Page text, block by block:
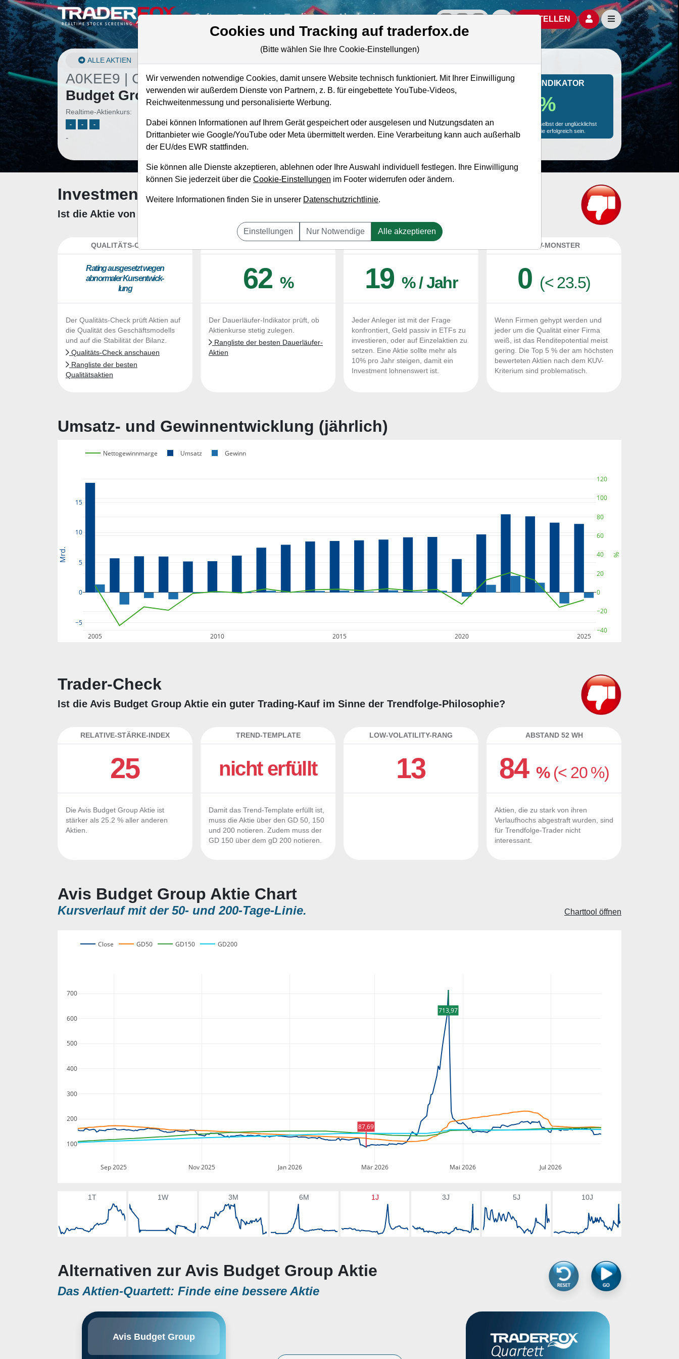
Software Live-Trading Akademie offizielle Social Media-AccountsAktien- und Artikelsuche öffnen
BESTELLEN Seitennavigation
ALLE AKTIEN
A0KEE9 | CAR–Avis
Budget Group Aktie
Realtime-Aktienkurs:
- - -
-
Marktkapitalisierung 4,90 Mrd. USD
Unternehmenswert
Umsatz 11,41 Mrd. USD
MONKEY-TRADER INDIKATOR
48.4 %
Mit 48.4 % Wahrscheinlichkeit wird selbst der unglücklichst
agierende Trader mit dieser Aktie erfolgreich sein.
Investment-Check: Kaufempfehlung?
Ist die Aktie von Avis Budget Group zum Kaufen und Liegenlassen geeignet?
QUALITÄTS-CHECK
Ra­ting aus­ge­setzt we­gen
ab­nor­ma­ler Kurs­ent­wick­
lung
Der Qualitäts-Check prüft Aktien auf
die Qualität des Geschäftsmodells
und auf die Stabilität der Bilanz.
Qualitäts-Check anschauen
Rangliste der besten
Qualitätsaktien
62 %
Der Dauerläufer-Indikator prüft, ob
Aktienkurse stetig zulegen.
Rangliste der besten Dauerläufer-
Aktien
19 % / Jahr
Jeder Anleger ist mit der Frage
konfrontiert, Geld passiv in ETFs zu
investieren, oder auf Einzelaktien zu
setzen. Eine Aktie sollte mehr als
10% pro Jahr steigen, damit ein
Investment lohnenswert ist.
KUV-MONSTER
0 (< 23.5)
Wenn Firmen gehypt werden und
jeder um die Qualität einer Firma
weiß, ist das Renditepotential meist
gering. Die Top 5 % der am höchsten
bewerteten Aktien nach dem KUV-
Kriterium sind problematisch.
Umsatz- und Gewinnentwicklung (jährlich)
2005 2010 2015 2020 2025
−5
0
5
10
15
−40
−20
0
20
40
60
80
100
120
Nettogewinnmarge Umsatz Gewinn
Mrd. %
Trader-Check
Ist die Avis Budget Group Aktie ein guter Trading-Kauf im Sinne der Trendfolge-Philosophie?
RELATIVE-STÄRKE-INDEX
25
Die Avis Budget Group Aktie ist
stärker als 25.2 % aller anderen
Aktien.
TREND-TEMPLATE
nicht erfüllt
Damit das Trend-Template erfüllt ist,
muss die Aktie über den GD 50, 150
und 200 notieren. Zudem muss der
GD 150 über dem gD 200 notieren.
LOW-VOLATILITY-RANG
13
ABSTAND 52 WH
84% (< 20 %)
Aktien, die zu stark von ihren
Verlaufhochs abgestraft wurden, sind
für Trendfolge-Trader nicht
interessant.
Avis Budget Group Aktie Chart
Kursverlauf mit der 50- und 200-Tage-Linie. Charttool öffnen
Sep 2025 Nov 2025 Jan 2026 Mär 2026 Mai 2026 Jul 2026
100
200
300
400
500
600
700
Close GD50 GD150 GD200
713,97
87,69
1T 1W 3M 6M 1J 3J 5J 10J
Alternativen zur Avis Budget Group Aktie
Das Aktien-Quartett: Finde eine bessere Aktie
Avis Budget Group
in the provision of vehicle sharing
through the Americas and
Cookies und Tracking auf traderfox.de
(Bitte wählen Sie Ihre Cookie-Einstellungen)
Wir verwenden notwendige Cookies, damit unsere Website technisch funktioniert. Mit Ihrer Einwilligung
verwenden wir außerdem Dienste von Partnern, z. B. für eingebettete YouTube-Videos,
Reichweitenmessung und personalisierte Werbung.
Dabei können Informationen auf Ihrem Gerät gespeichert oder ausgelesen und Nutzungsdaten an
Drittanbieter wie Google/YouTube oder Meta übermittelt werden. Eine Verarbeitung kann auch außerhalb
der EU/des EWR stattfinden.
Sie können alle Dienste akzeptieren, ablehnen oder Ihre Auswahl individuell festlegen. Ihre Einwilligung
können Sie jederzeit über die Cookie-Einstellungen im Footer widerrufen oder ändern.
Weitere Informationen finden Sie in unserer Datenschutzrichtlinie.
Einstellungen Nur Notwendige Alle akzeptieren